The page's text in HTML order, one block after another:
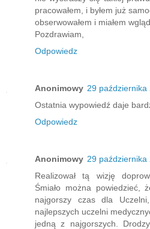
pracowałem, i byłem już
obserwowałem i miałem
Pozdrawiam,
Odpowiedz
Anonimowy 29 października
Ostatnia wypowiedź daje
Odpowiedz
Anonimowy 29 października
Realizował tą wizję
Śmiało można powiedzieć,
najgorszy czas dla
najlepszych uczelni
jedną z najgorszych.